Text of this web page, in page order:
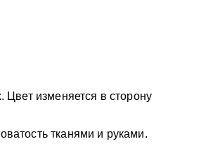
Цвет изменяется в сторону
тканями и руками.